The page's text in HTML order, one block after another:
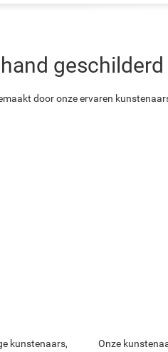
door onze ervaren
kunstenaars,
Onze